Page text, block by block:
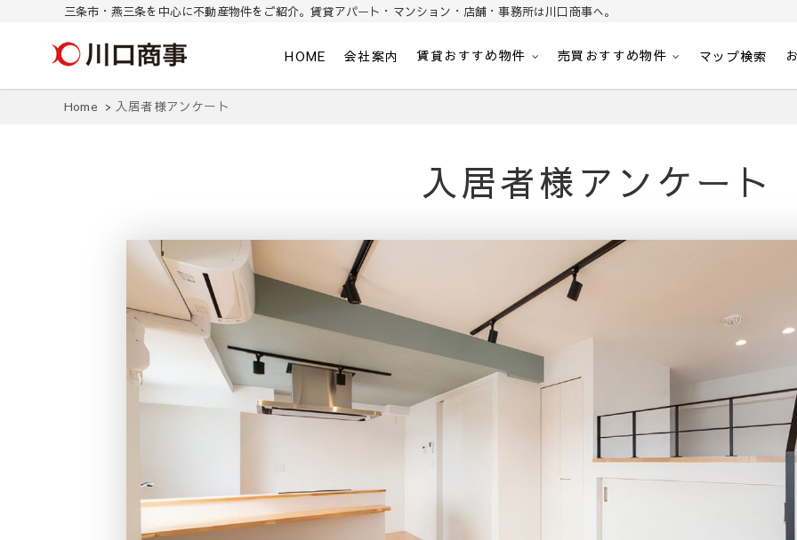
三条市・燕三条を中心に不動産物件をご紹介。賃貸アパート・マンション・店舗・事務所は川口商事へ。
川口商事株式会社
三条市・燕三条を中心に不動産物件をご紹介。東三条/燕三条の賃貸アパート・マンション・マンション・店舗・事務所は川口商事株式会社
HOME 会社案内 賃貸おすすめ物件 売買おすすめ物件 マップ検索
Home 入居者様アンケート
入居者様アンケート